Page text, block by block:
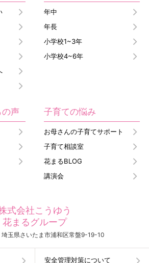
年中
年長
小学校1~3年
小学校4~6年
声 子育ての悩み
お母さんの子育てサポート
子育て相談室
花まるBLOG
講演会
式会社こうゆう
花まるグループ
玉県さいたま市浦和区常盤9-19-10
安全管理対策について